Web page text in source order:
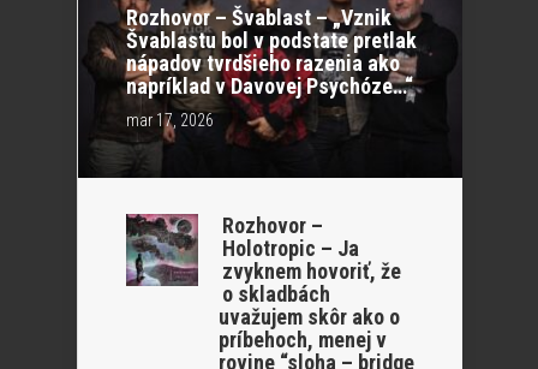
Rozhovor – Švablast – „Vznik
Švablastu bol v podstate pretlak
nápadov tvrdšieho razenia ako
napríklad v Davovej Psychóze…“
mar 17, 2026
Rozhovor –
Holotropic – Ja
zvyknem hovoriť, že
o skladbách
uvažujem skôr ako o
príbehoch, menej v
rovine “sloha – bridge